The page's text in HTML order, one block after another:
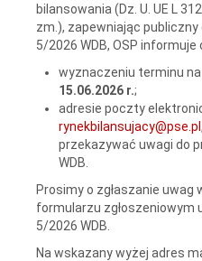
bilansowania (Dz. U. UE L
zm.), zapewniając
5/2026 WDB, OSP informuje
wyznaczeniu terminu na
15.06.2026 r.;
adresie poczty
rynekbilansujacy@pse.pl
przekazywać uwagi do
WDB.
Prosimy o zgłaszanie uwag
formularzu zgłoszeniowym
5/2026 WDB.
Na wskazany wyżej adres